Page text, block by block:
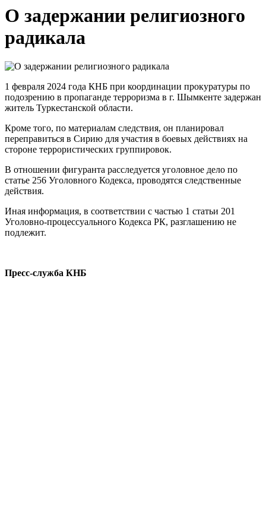
О задержании религиозного
радикала
1 февраля 2024 года КНБ при координации прокуратуры по
подозрению в пропаганде терроризма в г. Шымкенте задержан
житель Туркестанской области.
Кроме того, по материалам следствия, он планировал
переправиться в Сирию для участия в боевых действиях на
стороне террористических группировок.
В отношении фигуранта расследуется уголовное дело по
статье 256 Уголовного Кодекса, проводятся следственные
действия.
Иная информация, в соответствии с частью 1 статьи 201
Уголовно-процессуального Кодекса РК, разглашению не
подлежит.
Пресс-служба КНБ